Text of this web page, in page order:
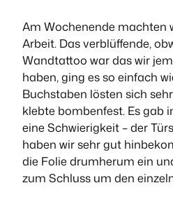
Am Wochenende machten
Arbeit. Das verblüffende,
Wandtattoo war das wir
haben, ging es so einfach
Buchstaben lösten sich
klebte bombenfest. Es gab
eine Schwierigkeit – der
haben wir sehr gut
die Folie drumherum ein
zum Schluss um den